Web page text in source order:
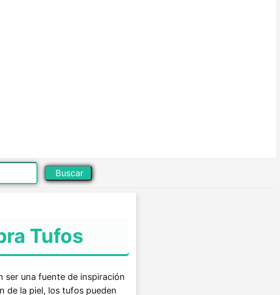
Buscar
Tufos
ser una fuente de inspiración
de la piel, los tufos pueden